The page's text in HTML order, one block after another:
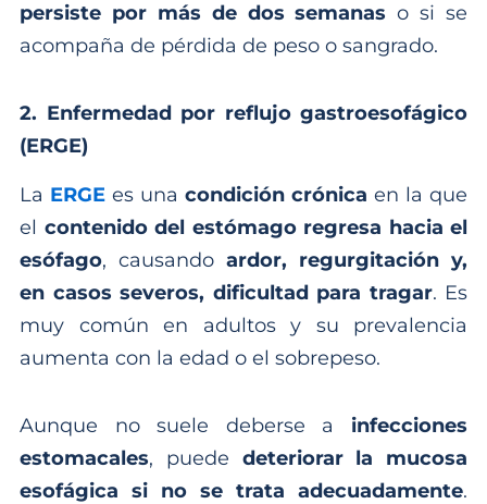
persiste por más de dos semanas o si se
acompaña de pérdida de peso o sangrado.
2. Enfermedad por reflujo gastroesofágico
(ERGE)
La ERGE es una condición crónica en la que
el contenido del estómago regresa hacia el
esófago, causando ardor, regurgitación y,
en casos severos, dificultad para tragar. Es
muy común en adultos y su prevalencia
aumenta con la edad o el sobrepeso.
Aunque no suele deberse a infecciones
estomacales, puede deteriorar la mucosa
esofágica si no se trata adecuadamente.